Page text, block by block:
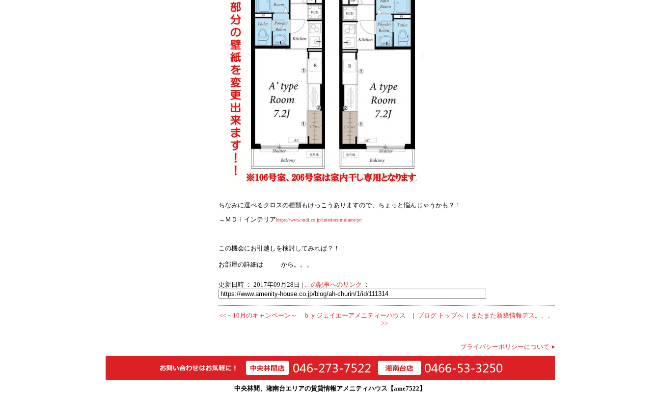
ちなみに選べるクロスの種類もけっこうありますので、ちょっと悩んじゃうかも？！
→ＭＤＩインテリアhttps://www.mdi.co.jp/interiorsimulator/pc/
この機会にお引越しを検討してみれば？！
お部屋の詳細は から。。。
更新日時 ： 2017年09月28日 この記事へのリンク ：
<<～10月のキャンペーン～ ｂｙジェイエーアメニティーハウス ブログ トップへ|
またまた新築情報デス。。。
>>
プライバシーポリシーについて
中央林間、湘南台エリアの賃貸情報アメニティハウス【ame7522】